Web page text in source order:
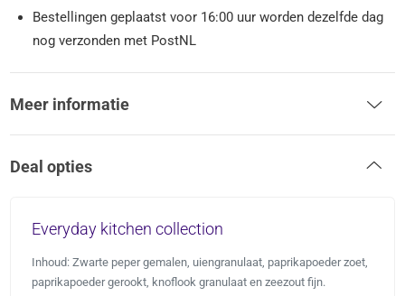
Bestellingen geplaatst voor 16:00 uur worden dezelfde dag
nog verzonden met PostNL
Meer informatie
Deal opties
Everyday kitchen collection
Inhoud: Zwarte peper gemalen, uiengranulaat, paprikapoeder zoet,
paprikapoeder gerookt, knoflook granulaat en zeezout fijn.